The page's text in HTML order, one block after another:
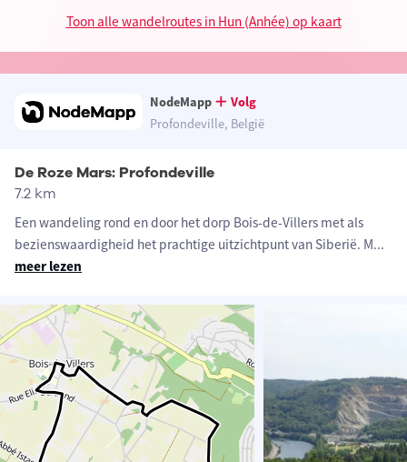
Toon alle wandelroutes in Hun (Anhée) op kaart
NodeMapp
Volg
Profondeville, België
De Roze Mars: Profondeville
7.2 km
Een wandeling rond en door het dorp Bois-de-Villers met als
bezienswaardigheid het prachtige uitzichtpunt van Siberië. M...
meer lezen